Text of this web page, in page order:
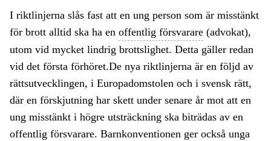
I riktlinjerna slås fast att en ung person som är misstänkt
för brott alltid ska ha en offentlig försvarare (advokat),
utom vid mycket lindrig brottslighet. Detta gäller redan
vid det första förhöret.De nya riktlinjerna är en följd av
rättsutvecklingen, i Europadomstolen och i svensk rätt,
där en förskjutning har skett under senare år mot att en
ung misstänkt i högre utsträckning ska biträdas av en
offentlig försvarare. Barnkonventionen ger också unga